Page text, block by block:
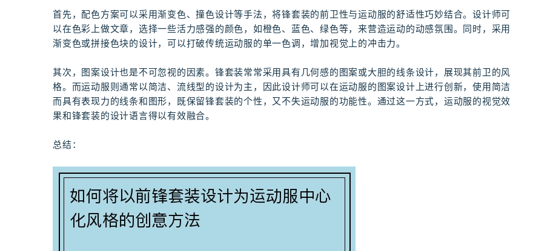
首先，配色方案可以采用渐变色、撞色设计等手法，将锋套装的前卫性与运动服的舒适性巧妙结合。设计师可
以在色彩上做文章，选择一些活力感强的颜色，如橙色、蓝色、绿色等，来营造运动的动感氛围。同时，采用
渐变色或拼接色块的设计，可以打破传统运动服的单一色调，增加视觉上的冲击力。
其次，图案设计也是不可忽视的因素。锋套装常常采用具有几何感的图案或大胆的线条设计，展现其前卫的风
格。而运动服则通常以简洁、流线型的设计为主，因此设计师可以在运动服的图案设计上进行创新，使用简洁
而具有表现力的线条和图形，既保留锋套装的个性，又不失运动服的功能性。通过这一方式，运动服的视觉效
果和锋套装的设计语言得以有效融合。
总结：